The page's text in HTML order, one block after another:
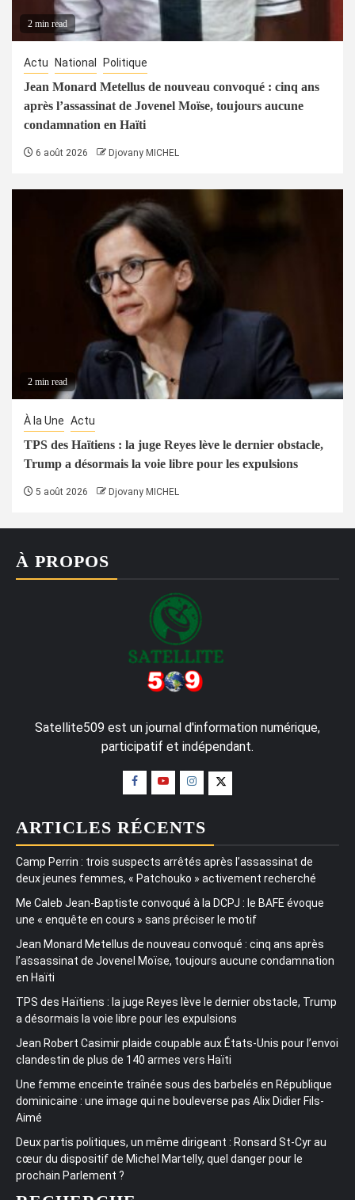
2 min read
Actu National Politique
Jean Monard Metellus de nouveau convoqué : cinq ans
après l’assassinat de Jovenel Moïse, toujours aucune
condamnation en Haïti
6 août 2026 Djovany MICHEL
2 min read
À la Une Actu
TPS des Haïtiens : la juge Reyes lève le dernier obstacle,
Trump a désormais la voie libre pour les expulsions
5 août 2026 Djovany MICHEL
À PROPOS
Satellite509 est un journal d'information numérique,
participatif et indépendant.
ARTICLES RÉCENTS
Camp Perrin : trois suspects arrêtés après l’assassinat de
deux jeunes femmes, « Patchouko » activement recherché
Me Caleb Jean-Baptiste convoqué à la DCPJ : le BAFE évoque
une « enquête en cours » sans préciser le motif
Jean Monard Metellus de nouveau convoqué : cinq ans après
l’assassinat de Jovenel Moïse, toujours aucune condamnation
en Haïti
TPS des Haïtiens : la juge Reyes lève le dernier obstacle, Trump
a désormais la voie libre pour les expulsions
Jean Robert Casimir plaide coupable aux États-Unis pour l’envoi
clandestin de plus de 140 armes vers Haïti
Une femme enceinte traînée sous des barbelés en République
dominicaine : une image qui ne bouleverse pas Alix Didier Fils-
Aimé
Deux partis politiques, un même dirigeant : Ronsard St-Cyr au
cœur du dispositif de Michel Martelly, quel danger pour le
prochain Parlement ?